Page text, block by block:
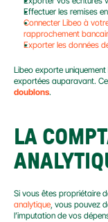
Effectuer les remises
Connecter Libeo à
rapprochement
Exporter les données
Libeo exporte uniquement
exportées auparavant.
doublons.
LA
Si vous êtes propriétaire
analytique, vous pouvez
l’imputation de vos